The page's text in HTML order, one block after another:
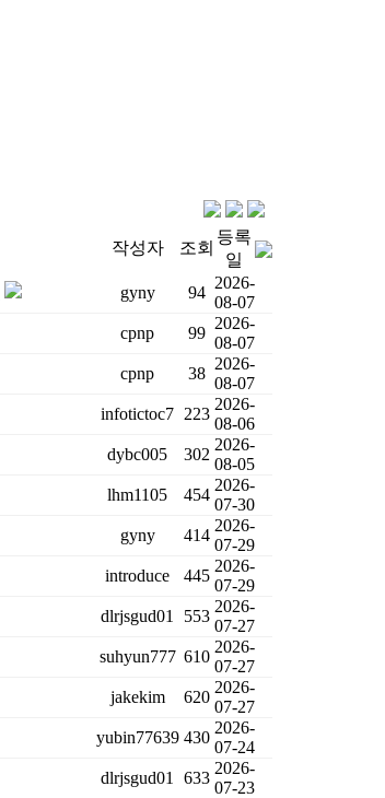
작성자 조회
등록
일
gyny 94
2026-
08-07
cpnp 99
2026-
08-07
cpnp 38
2026-
08-07
infotictoc7 223
2026-
08-06
dybc005 302
2026-
08-05
lhm1105 454
2026-
07-30
gyny 414
2026-
07-29
introduce 445
2026-
07-29
dlrjsgud01 553
2026-
07-27
suhyun777 610
2026-
07-27
jakekim 620
2026-
07-27
yubin77639 430
2026-
07-24
dlrjsgud01 633
2026-
07-23